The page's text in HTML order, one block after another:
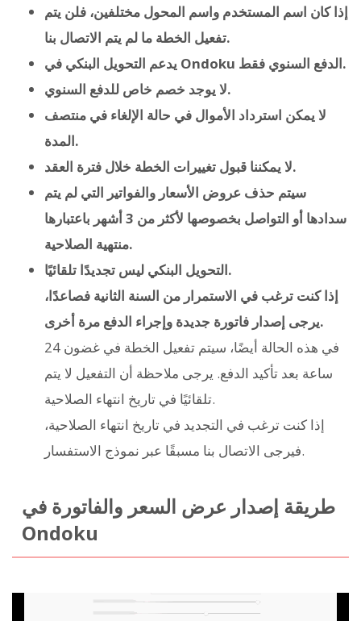
إذا كان اسم المستخدم واسم المحول مختلفين، فلن يتم
تفعيل الخطة ما لم يتم الاتصال بنا.
يدعم التحويل البنكي في Ondoku الدفع السنوي فقط.
لا يوجد خصم خاص للدفع السنوي.
لا يمكن استرداد الأموال في حالة الإلغاء في منتصف
المدة.
لا يمكننا قبول تغييرات الخطة خلال فترة العقد.
سيتم حذف عروض الأسعار والفواتير التي لم يتم
سدادها أو التواصل بخصوصها لأكثر من 3 أشهر باعتبارها
منتهية الصلاحية.
التحويل البنكي ليس تجديدًا تلقائيًا.
إذا كنت ترغب في الاستمرار من السنة الثانية فصاعدًا،
يرجى إصدار فاتورة جديدة وإجراء الدفع مرة أخرى.
في هذه الحالة أيضًا، سيتم تفعيل الخطة في غضون 24
ساعة بعد تأكيد الدفع. يرجى ملاحظة أن التفعيل لا يتم
تلقائيًا في تاريخ انتهاء الصلاحية.
إذا كنت ترغب في التجديد في تاريخ انتهاء الصلاحية،
فيرجى الاتصال بنا مسبقًا عبر نموذج الاستفسار.
طريقة إصدار عرض السعر والفاتورة في
Ondoku